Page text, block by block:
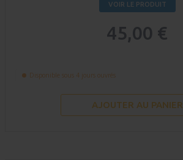
VOIR LE PRODUIT
45,00 €
Disponible sous 4 jours ouvrés
AJOUTER AU PANIER